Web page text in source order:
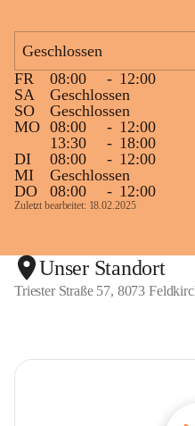
Geschlossen
FR
08:00 - 12:00
SA
Geschlossen
SO
Geschlossen
MO 08:00 - 12:00
13:30
- 18:00
DI
08:00 - 12:00
MI
Geschlossen
DO
08:00 - 12:00
Zuletzt bearbeitet: 18.02.2025
Unser Standort
Triester Straße 57, 8073